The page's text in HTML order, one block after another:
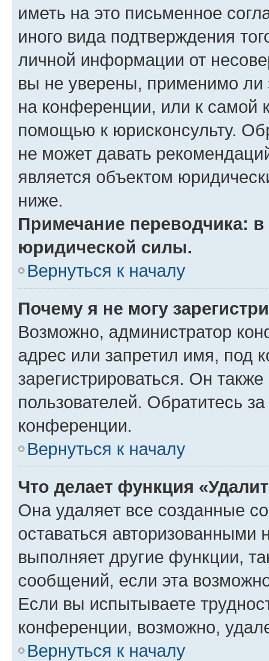
иметь на это письменное
иного вида подтверждения
личной информации от
вы не уверены, применимо ли
на конференции, или к самой
помощью к юрисконсульту.
не может давать
является объектом
ниже.
Примечание переводчика:
юридической силы.
Вернуться к началу
Почему я не могу
Возможно, администратор
адрес или запретил имя, под
зарегистрироваться. Он
пользователей. Обратитесь
конференции.
Вернуться к началу
Что делает функция
Она удаляет все созданные
оставаться авторизованными
выполняет другие функции,
сообщений, если эта
Если вы испытываете
конференции, возможно,
Вернуться к началу